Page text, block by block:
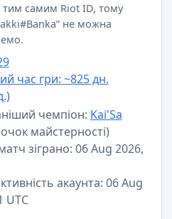
тим самим Riot ID, тому
не можна
час гри: ~825 дн.
чемпіон: Kai'Sa
майстерності)
зіграно: 06 Aug 2026,
акаунта: 06 Aug
UTC